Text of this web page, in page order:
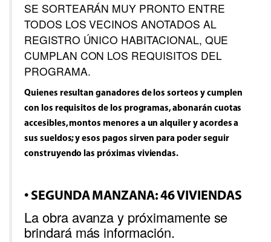
SE SORTEARÁN MUY PRONTO ENTRE
TODOS LOS VECINOS ANOTADOS AL
REGISTRO ÚNICO HABITACIONAL, QUE
CUMPLAN CON LOS REQUISITOS DEL
PROGRAMA.
Quienes resultan ganadores de los sorteos y cumplen
con los requisitos de los programas, abonarán cuotas
accesibles, montos menores a un alquiler y acordes a
sus sueldos; y esos pagos sirven para poder seguir
construyendo las próximas viviendas.
• SEGUNDA MANZANA: 46 VIVIENDAS
La obra avanza y próximamente se
brindará más información.